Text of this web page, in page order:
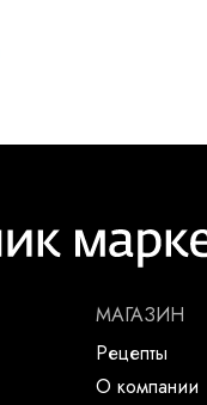
МАГАЗИН
Рецепты
О компании